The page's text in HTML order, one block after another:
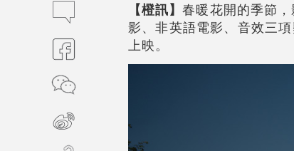
【橙訊】春暖花開的季節
影、非英語電影、音效三
上映。